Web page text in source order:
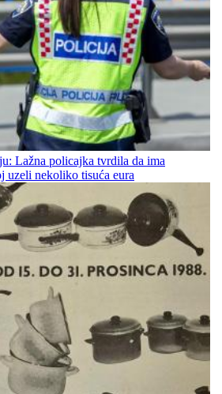
Lažna policajka tvrdila da ima
uzeli nekoliko tisuća eura